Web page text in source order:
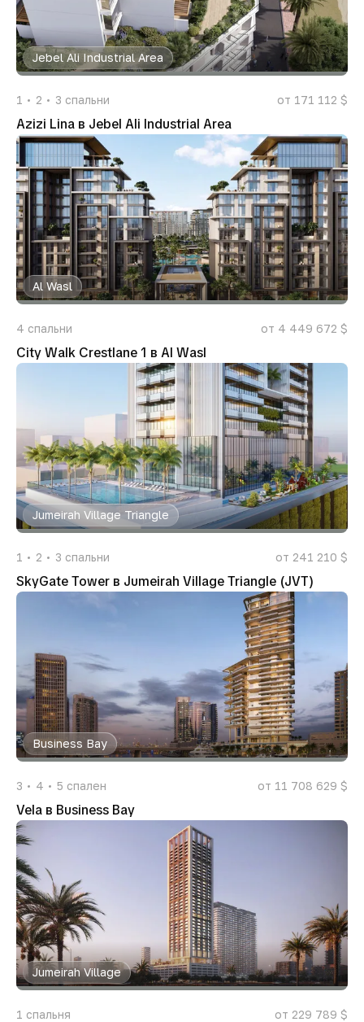
Jebel Ali Industrial Area
1 2 3 спальни от 171 112 $
Azizi Lina в Jebel Ali Industrial Area
Al Wasl
4 спальни от 4 449 672 $
City Walk Crestlane 1 в Al Wasl
Jumeirah Village Triangle
1 2 3 спальни от 241 210 $
SkyGate Tower в Jumeirah Village Triangle (JVT)
Business Bay
3 4 5 спален от 11 708 629 $
Vela в Business Bay
Jumeirah Village
1 спальня от 229 789 $